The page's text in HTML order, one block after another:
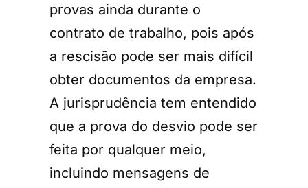
provas ainda durante o
contrato de trabalho, pois após
a rescisão pode ser mais difícil
obter documentos da empresa.
A jurisprudência tem entendido
que a prova do desvio pode ser
feita por qualquer meio,
incluindo mensagens de